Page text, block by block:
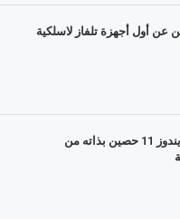
أول أجهزة تلفاز لاسلكية
مايكروسوفت: ويندوز 11 حصين بذاته من